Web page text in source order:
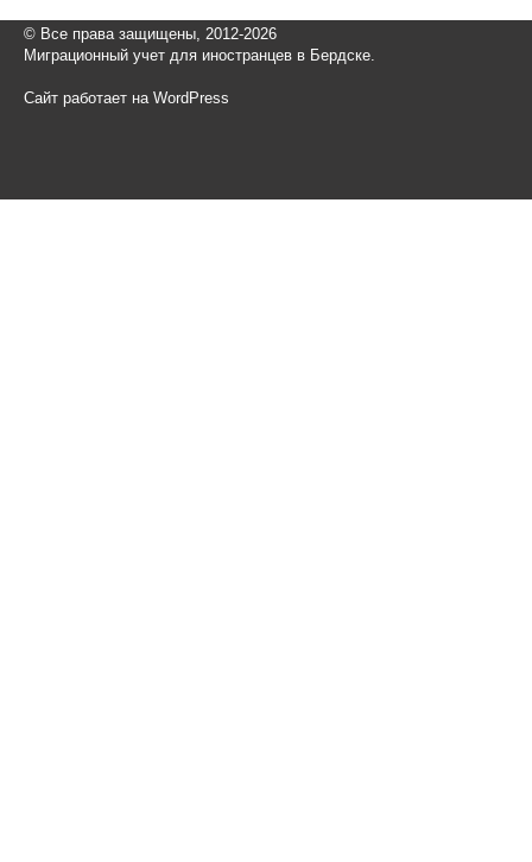
© Все права защищены, 2012-2026
Миграционный учет для иностранцев в Бердске.
Сайт работает на WordPress